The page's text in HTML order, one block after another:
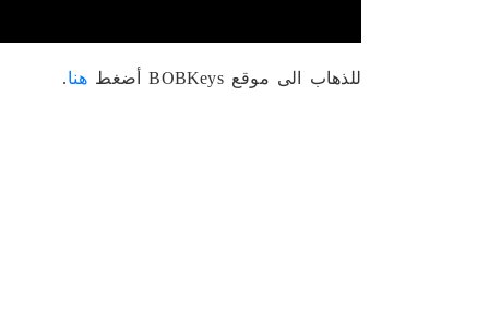
للذهاب الى موقع BOBKeys أضغط هنا.